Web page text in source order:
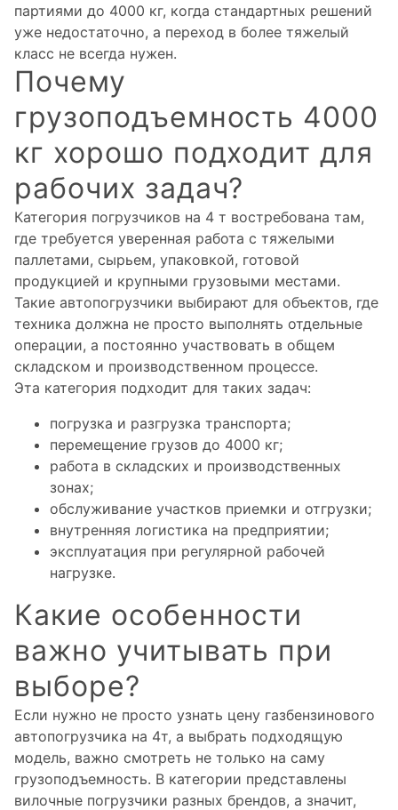
партиями до 4000 кг, когда стандартных решений
уже недостаточно, а переход в более тяжелый
класс не всегда нужен.
Почему
грузоподъемность 4000
кг хорошо подходит для
рабочих задач?
Категория погрузчиков на 4 т востребована там,
где требуется уверенная работа с тяжелыми
паллетами, сырьем, упаковкой, готовой
продукцией и крупными грузовыми местами.
Такие автопогрузчики выбирают для объектов, где
техника должна не просто выполнять отдельные
операции, а постоянно участвовать в общем
складском и производственном процессе.
Эта категория подходит для таких задач:
погрузка и разгрузка транспорта;
перемещение грузов до 4000 кг;
работа в складских и производственных
зонах;
обслуживание участков приемки и отгрузки;
внутренняя логистика на предприятии;
эксплуатация при регулярной рабочей
нагрузке.
Какие особенности
важно учитывать при
выборе?
Если нужно не просто узнать цену газбензинового
автопогрузчика на 4т, а выбрать подходящую
модель, важно смотреть не только на саму
грузоподъемность. В категории представлены
вилочные погрузчики разных брендов, а значит,